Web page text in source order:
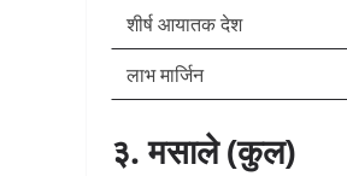
शीर्ष आयातक देश
लाभ मार्जिन
३. मसाले (कुल)